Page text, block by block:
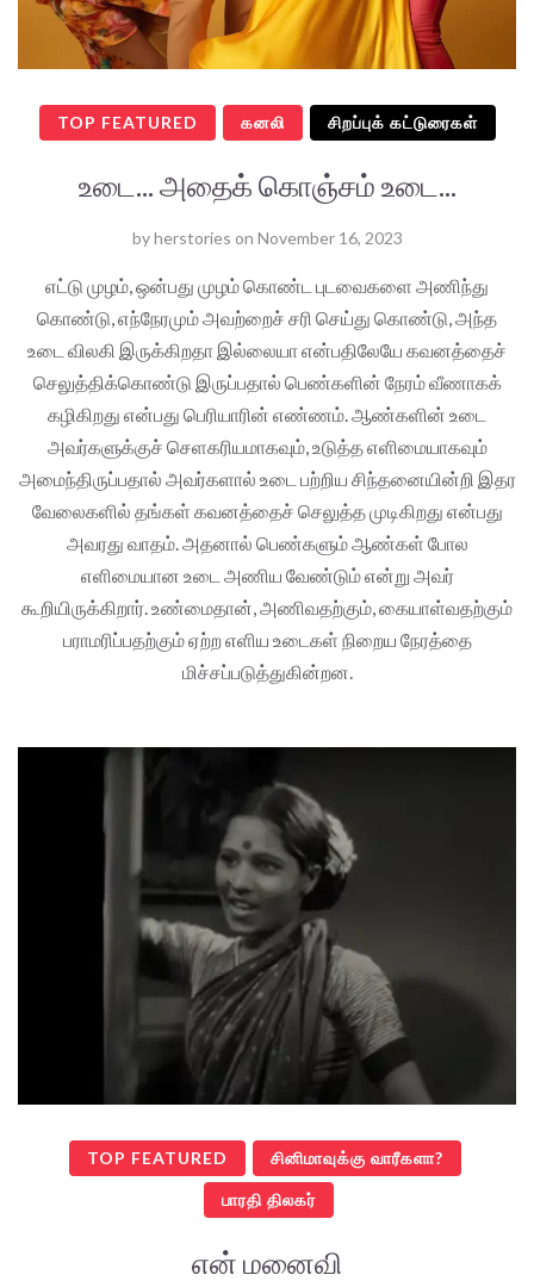
TOP FEATURED கனலி சிறப்புக் கட்டுரைகள்
உடை... அதைக் கொஞ்சம் உடை...
byherstories on November 16, 2023
எட்டு முழம், ஒன்பது முழம் கொண்ட புடவைகளை அணிந்து
கொண்டு, எந்நேரமும் அவற்றைச் சரி செய்து கொண்டு, அந்த
உடை விலகி இருக்கிறதா இல்லையா என்பதிலேயே கவனத்தைச்
செலுத்திக்கொண்டு இருப்பதால் பெண்களின் நேரம் வீணாகக்
கழிகிறது என்பது பெரியாரின் எண்ணம். ஆண்களின் உடை
அவர்களுக்குச் செளகரியமாகவும், உடுத்த எளிமையாகவும்
அமைந்திருப்பதால் அவர்களால் உடை பற்றிய சிந்தனையின்றி இதர
வேலைகளில் தங்கள் கவனத்தைச் செலுத்த முடிகிறது என்பது
அவரது வாதம். அதனால் பெண்களும் ஆண்கள் போல
எளிமையான உடை அணிய வேண்டும் என்று அவர்
கூறியிருக்கிறார். உண்மைதான், அணிவதற்கும், கையாள்வதற்கும்
பராமரிப்பதற்கும் ஏற்ற எளிய உடைகள் நிறைய நேரத்தை
மிச்சப்படுத்துகின்றன.
TOP FEATURED சினிமாவுக்கு வாரீகளா?
பாரதி திலகர்
என் மனைவி